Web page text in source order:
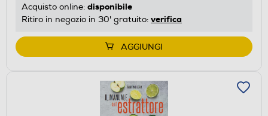
Acquisto online: disponibile
Ritiro in negozio in 30' gratuito: verifica
AGGIUNGI